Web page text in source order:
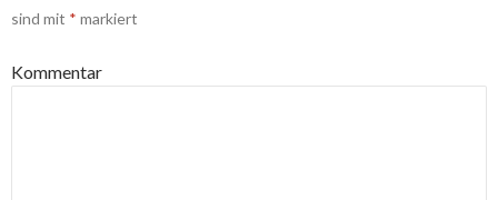
sind mit * markiert
Kommentar